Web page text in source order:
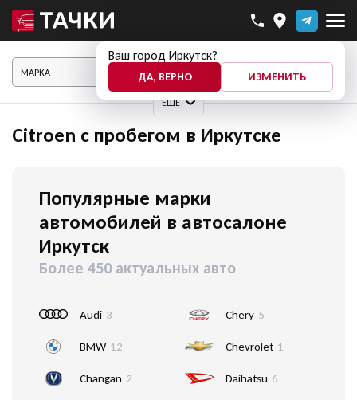
Ваш город Иркутск?
ДА, ВЕРНО ИЗМЕНИТЬ
ЕЩЕ
ПОКАЗАТЬ АВТО
Citroen с пробегом в Иркутске
Популярные марки
автомобилей в автосалоне
Иркутск
Более 450 актуальных авто
Audi 3
BMW 12
Changan 2
Chery 5
Chevrolet 1
Daihatsu 6